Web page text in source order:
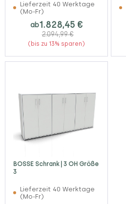
Lieferzeit 40 Werktage
(Mo-Fr)
ab1.828,45 €
2.094,99 €
(bis zu 13% sparen)
BOSSE Schrank | 3 OH Größe
3
Lieferzeit 40 Werktage
(Mo-Fr)